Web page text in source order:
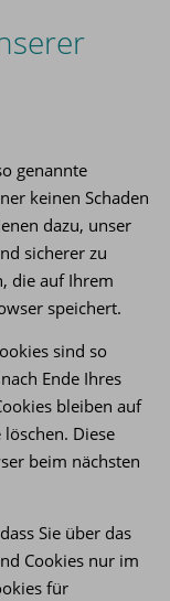
genannte
keinen Schaden
dazu, unser
sicherer zu
die auf Ihrem
speichert.
sind so
Ende Ihres
bleiben auf
Diese
beim nächsten
Sie über das
Cookies nur im
für